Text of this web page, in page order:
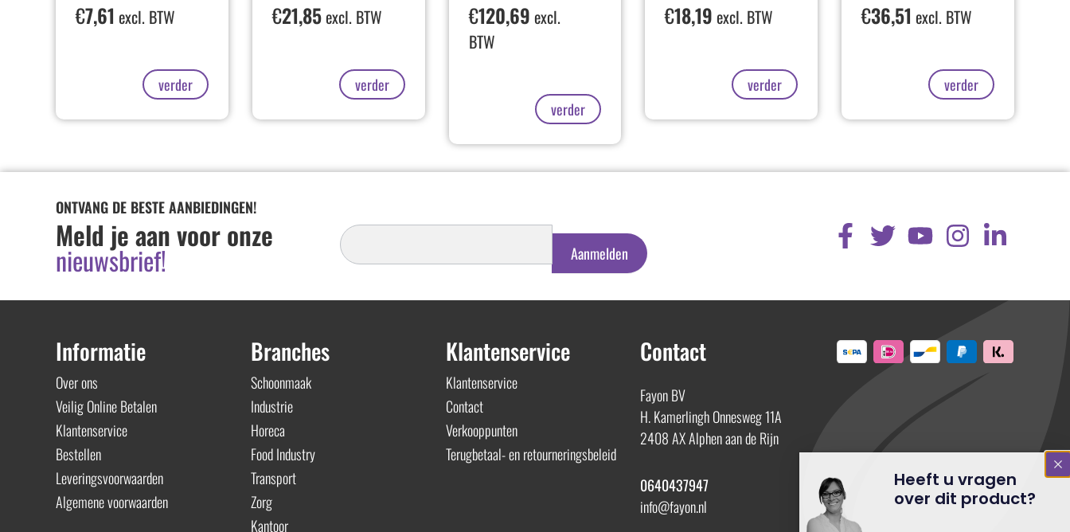
€7,61 excl. BTW
verder
€21,85excl. BTW
verder
€120,69 excl.
BTW
verder
€18,19 excl. BTW
verder
€36,51 excl. BTW
verder
ONTVANG DE BESTE AANBIEDINGEN!
Meld je aan voor onze
nieuwsbrief!
Inschrijven
Nieuwsbrief
Aanmelden
Informatie
Over ons
Veilig Online Betalen
Klantenservice
Bestellen
Leveringsvoorwaarden
Algemene voorwaarden
Branches
Schoonmaak
Industrie
Horeca
Food Industry
Transport
Zorg
Kantoor
Klantenservice
Klantenservice
Contact
Verkooppunten
Terugbetaal- en retourneringsbeleid
Contact
Fayon BV
H. Kamerlingh Onnesweg 11A
2408 AX Alphen aan de Rijn
0640437947
info@fayon.nl
Heeft u vragen
over dit product?